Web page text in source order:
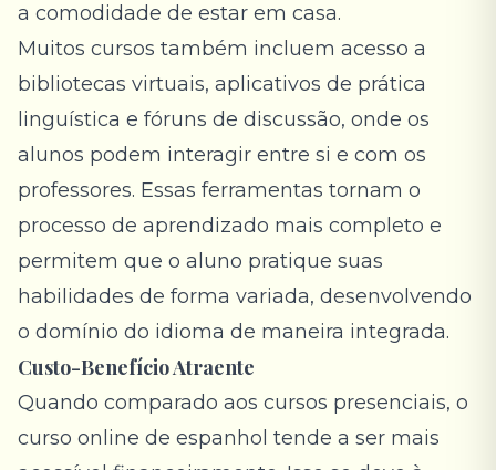
a comodidade de estar em casa.
Muitos cursos também incluem acesso a
bibliotecas virtuais, aplicativos de prática
linguística e fóruns de discussão, onde os
alunos podem interagir entre si e com os
professores. Essas ferramentas tornam o
processo de aprendizado mais completo e
permitem que o aluno pratique suas
habilidades de forma variada, desenvolvendo
o domínio do idioma de maneira integrada.
Custo-Benefício Atraente
Quando comparado aos cursos presenciais, o
curso online de espanhol tende a ser mais